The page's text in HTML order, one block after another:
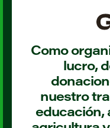
Como
lucro,
nuestro
educación,